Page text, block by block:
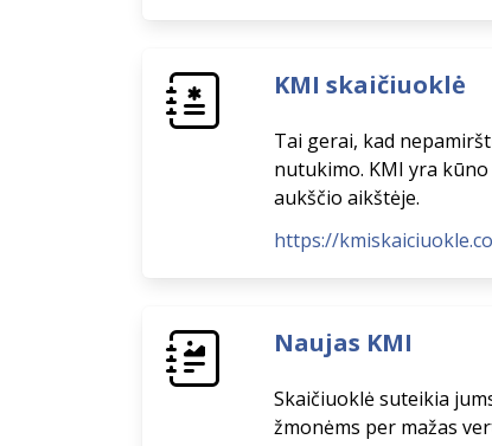
KMI skaičiuoklė
Tai gerai, kad
nutukimo. KMI yra
aukščio aikštėje.
https://
Naujas KMI
Skaičiuoklė suteikia
žmonėms per mažas